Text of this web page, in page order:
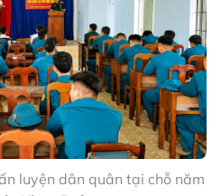
luyện dân quân tại chỗ năm